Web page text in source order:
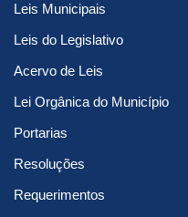
Leis Municipais
Leis do Legislativo
Acervo de Leis
Lei Orgânica do Município
Portarias
Resoluções
Requerimentos